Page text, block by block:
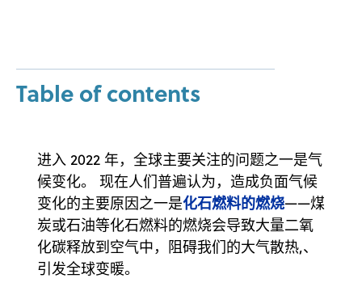
Table of contents
进入 2022 年，全球主要关注的问题之一是气
候变化。 现在人们普遍认为，造成负面气候
变化的主要原因之一是化石燃料的燃烧——煤
炭或石油等化石燃料的燃烧会导致大量二氧
化碳释放到空气中，阻碍我们的大气散热,、
引发全球变暖。